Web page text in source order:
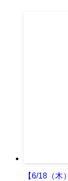
【6/18（